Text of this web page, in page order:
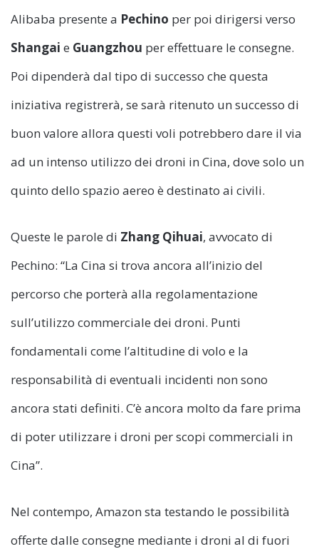
Alibaba presente a Pechino per poi dirigersi verso
Shangai e Guangzhou per effettuare le consegne.
Poi dipenderà dal tipo di successo che questa
iniziativa registrerà, se sarà ritenuto un successo di
buon valore allora questi voli potrebbero dare il via
ad un intenso utilizzo dei droni in Cina, dove solo un
quinto dello spazio aereo è destinato ai civili.
Queste le parole di Zhang Qihuai, avvocato di
Pechino: “La Cina si trova ancora all’inizio del
percorso che porterà alla regolamentazione
sull’utilizzo commerciale dei droni. Punti
fondamentali come l’altitudine di volo e la
responsabilità di eventuali incidenti non sono
ancora stati definiti. C’è ancora molto da fare prima
di poter utilizzare i droni per scopi commerciali in
Cina”.
Nel contempo, Amazon sta testando le possibilità
offerte dalle consegne mediante i droni al di fuori